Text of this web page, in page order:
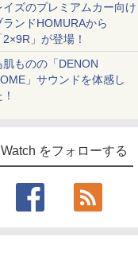
イズのプレミアムカー向け
ランドHOMURAから
2×9R」が登場！
肌ものの「DENON
」サウンドを体感し
をフォローする